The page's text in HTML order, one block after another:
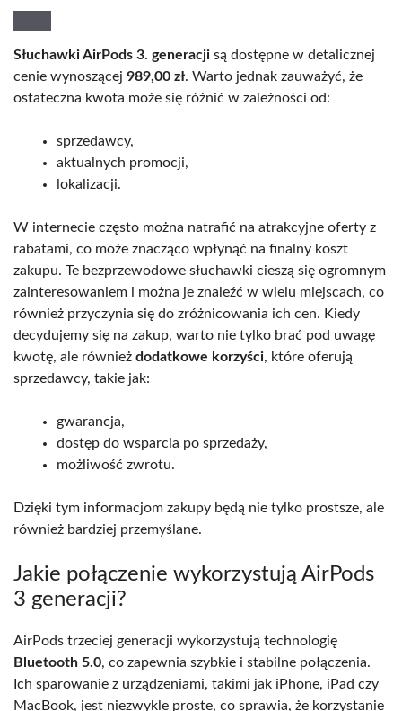
Słuchawki AirPods 3. generacji są dostępne w detalicznej
cenie wynoszącej 989,00 zł. Warto jednak zauważyć, że
ostateczna kwota może się różnić w zależności od:
sprzedawcy,
aktualnych promocji,
lokalizacji.
W internecie często można natrafić na atrakcyjne oferty z
rabatami, co może znacząco wpłynąć na finalny koszt
zakupu. Te bezprzewodowe słuchawki cieszą się ogromnym
zainteresowaniem i można je znaleźć w wielu miejscach, co
również przyczynia się do zróżnicowania ich cen. Kiedy
decydujemy się na zakup, warto nie tylko brać pod uwagę
kwotę, ale również dodatkowe korzyści, które oferują
sprzedawcy, takie jak:
gwarancja,
dostęp do wsparcia po sprzedaży,
możliwość zwrotu.
Dzięki tym informacjom zakupy będą nie tylko prostsze, ale
również bardziej przemyślane.
Jakie połączenie wykorzystują AirPods
3 generacji?
AirPods trzeciej generacji wykorzystują technologię
Bluetooth 5.0, co zapewnia szybkie i stabilne połączenia.
Ich sparowanie z urządzeniami, takimi jak iPhone, iPad czy
MacBook, jest niezwykle proste, co sprawia, że korzystanie